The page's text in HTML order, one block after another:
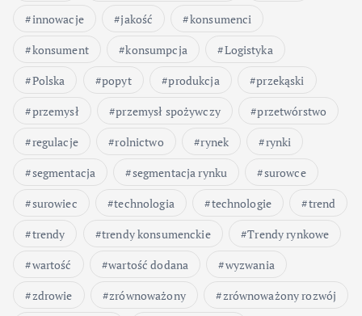
innowacje
jakość
konsumenci
konsument
konsumpcja
Logistyka
Polska
popyt produkcja
przekąski
przemysł
przemysł spożywczy
przetwórstwo
regulacje
rolnictwo rynek
rynki
segmentacja
segmentacja rynku
surowce
surowiec
technologia technologie
trend
trendy
trendy konsumenckie
Trendy rynkowe
wartość
wartość dodana
wyzwania
zdrowie
zrównoważony
zrównoważony rozwój